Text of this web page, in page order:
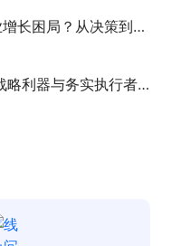
erp制造软件如何破解制造企业增长困局？从决策到执行的全链路升级之道
辽宁ERP软件：远见决策者的战略利器与务实执行者的转型捷径